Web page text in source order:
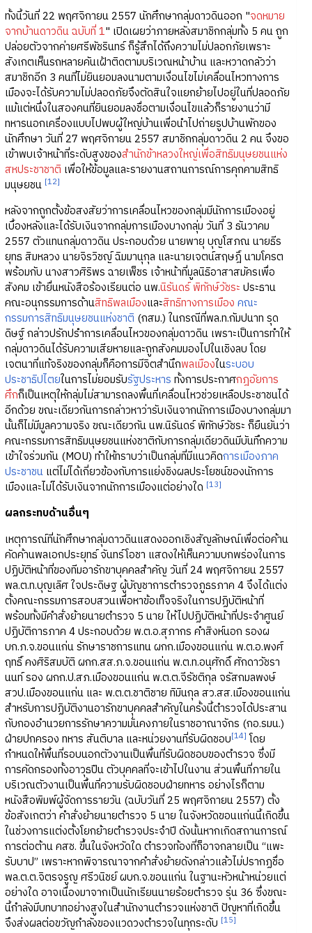
ทั้งนี้วันที่ 22 พฤศจิกายน 2557 นักศึกษากลุ่มดาวดินออก "จดหมาย
จากบ้านดาวดิน ฉบับที่ 1" เปิดเผยว่าภายหลังสมาชิกกลุ่มทั้ง 5 คน ถูก
ปล่อยตัวจากค่ายศรีพัชรินทร์ ก็รู้สึกได้ถึงความไม่ปลอกภัยเพราะ
สังเกตเห็นรถหลายคันเฝ้าติดตามบริเวณหน้าบ้าน และหวาดกลัวว่า
สมาชิกอีก 3 คนที่ไม่ยินยอมลงนามตามเงื่อนไขไม่เคลื่อนไหวทางการ
เมืองจะได้รับความไม่ปลอดภัยจึงตัดสินใจแยกย้ายไปอยู่ในที่ปลอดภัย
แม้แต่หนึ่งในสองคนที่ยินยอมลงชื่อตามเงื่อนไขแล้วก็รายงานว่ามี
ทหารนอกเครื่องแบบไปพบผู้ใหญ่บ้านเพื่อนำไปถ่ายรูปบ้านพักของ
นักศึกษา วันที่ 27 พฤศจิกายน 2557 สมาชิกกลุ่มดาวดิน 2 คน จึงขอ
เข้าพบเจ้าหน้าที่ระดับสูงของสำนักข้าหลวงใหญ่เพื่อสิทธิมนุษยชนแห่ง
สหประชาชาติ เพื่อให้ข้อมูลและรายงานสถานการณ์การคุกคามสิทธิ
มนุษยชน [12]
หลังจากถูกตั้งข้อสงสัยว่าการเคลื่อนไหวของกลุ่มมีนักการเมืองอยู่
เบื้องหลังและได้รับเงินจากกลุ่มการเมืองบางกลุ่ม วันที่ 3 ธันวาคม
2557 ตัวแทนกลุ่มดาวดิน ประกอบด้วย นายพายุ บุญโสภณ นายธีร
ยุทธ สิมหลวง นายจิรวิชญ์ ฉิมมานุกุล และนายเจตน์สฤษฎิ์ นามโครต
พร้อมกับ นางสาวศิริพร ฉายเพ็ชร เจ้าหน้าที่มูลนิธิอาสาสมัครเพื่อ
สังคม เข้ายื่นหนังสือร้องเรียนต่อ นพ.นิรันดร์ พิทักษ์วัชระ ประธาน
คณะอนุกรรมการด้านสิทธิพลเมืองและสิทธิทางการเมือง คณะ
กรรมการสิทธิมนุษยชนแห่งชาติ (กสม.) ในกรณีที่พล.ท.กัมปนาท รุด
ดิษฐ์ กล่าวปรักปรำการเคลื่อนไหวของกลุ่มดาวดิน เพราะเป็นการทำให้
กลุ่มดาวดินได้รับความเสียหายและถูกสังคมมองไปในเชิงลบ โดย
เจตนาที่แท้จริงของกลุ่มก็คือการมีจิตสำนึกพลเมืองในระบอบ
ประชาธิปไตยในการไม่ยอมรับรัฐประหาร ทั้งการประกาศกฎอัยการ
ศึกก็เป็นเหตุให้กลุ่มไม่สามารถลงพื้นที่เคลื่อนไหวช่วยเหลือประชาชนได้
อีกด้วย ขณะเดียวกันการกล่าวหาว่ารับเงินจากนักการเมืองบางกลุ่มมา
นั้นก็ไม่มีมูลความจริง ขณะเดียวกัน นพ.นิรันดร์ พิทักษ์วัชระ ก็ยืนยันว่า
คณะกรรมการสิทธิมนุษยชนแห่งชาติกับการกลุ่มเดียวดินมีบันทึกความ
เข้าใจร่วมกัน (MOU) ทำให้ทราบว่าเป็นกลุ่มที่มีแนวคิดการเมืองภาค
ประชาชนแต่ไม่ได้เกี่ยวข้องกับการแย่งชิงผลประโยชน์ของนักการ
เมืองและไม่ได้รับเงินจากนักการเมืองแต่อย่างใด [13]
ผลกระทบด้านอื่นๆ
เหตุการณ์ที่นักศึกษากลุ่มดาวดินแสดงออกเชิงสัญลักษณ์เพื่อต่อค้าน
คัดค้านพลเอกประยุทธ์ จันทร์โอชา แสดงให้เห็นความบกพร่องในการ
ปฏิบัติหน้าที่ของทีมอารักขาบุคคลสำคัญ วันที่ 24 พฤศจิกายน 2557
พล.ต.ท.บุญเลิศ ใจประดิษฐ ผู้บัญชาการตำรวจภูธรภาค 4 จึงได้แต่ง
ตั้งคณะกรรมการสอบสวนเพื่อหาข้อเท็จจริงในการปฏิบัติหน้าที่
พร้อมทั้งมีคำสั่งย้ายนายตำรวจ 5 นาย ให้ไปปฏิบัติหน้าที่ประจำศูนย์
ปฏิบัติการภาค 4 ประกอบด้วย พ.ต.อ.สุภากร คำสิงห์นอก รองผ
บก.ภ.จ.ขอนแก่น รักษาราชการแทน ผกก.เมืองขอนแก่น พ.ต.อ.พงศ์
ฤทธิ์ คงศิริสมบัติ ผกก.สส.ภ.จ.ขอนแก่น พ.ต.ท.อนุศักดิ์ ศักดาวัชรา
นนท์ รอง ผกก.ป.สภ.เมืองขอนแก่น พ.ต.ต.จีรัชติกุล จรัสกมลพงษ์
สวป.เมืองขอนแก่น และ พ.ต.ต.ชาติชาย ทิมินกุล สว.สส.เมืองขอนแก่น
สำหรับการปฏิบัติงานอารักขาบุคคลสำคัญในครั้งนี้ตำรวจได้ประสาน
กับกองอำนวยการรักษาความมั่นคงภายในราชอาณาจักร (กอ.รมน.)
ฝ่ายปกครอง ทหาร สันติบาล และหน่วยงานที่รับผิดชอบ[14] โดย
กำหนดให้พื้นที่รอบนอกตัวงานเป็นพื้นที่รับผิดชอบของตำรวจ ซึ่งมี
การคัดกรองทั้งอาวุธปืน ตัวบุคคลที่จะเข้าไปในงาน ส่วนพื้นที่ภายใน
บริเวณตัวงานเป็นพื้นที่ความรับผิดชอบฝ่ายทหาร อย่างไรก็ตาม
หนังสือพิมพ์ผู้จัดการรายวัน (ฉบับวันที่ 25 พฤศจิกายน 2557) ตั้ง
ข้อสังเกตว่า คำสั่งย้ายนายตำรวจ 5 นาย ในจังหวัดขอนแก่นนี้เกิดขึ้น
ในช่วงการแต่งตั้งโยกย้ายตำรวจประจำปี ดังนั้นหากเกิดสถานการณ์
การต่อต้าน คสช. ขึ้นในจังหวัดใด ตำรวจท้องที่ก็อาจกลายเป็น “แพะ
รับบาป” เพราะหากพิจารณาจากคำสั่งย้ายดังกล่าวแล้วไม่ปรากฏชื่อ
พล.ต.ต.จิตรจรูญ ศรีวนิชย์ ผบก.จ.ขอนแก่น ในฐานะหัวหน้าหน่วยแต่
อย่างใด อาจเนื่องมาจากเป็นนักเรียนนายร้อยตำรวจ รุ่น 36 ซึ่งขณะ
นี้กำลังมีบทบาทอย่างสูงในสำนักงานตำรวจแห่งชาติ ปัญหาที่เกิดขึ้น
จึงส่งผลต่อขวัญกำลังของแวดวงตำรวจในทุกระดับ [15]